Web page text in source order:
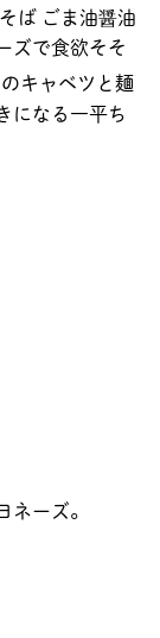
ば ごま油醤油
ズで食欲そそ
のキャベツと麺
になる一平ち
ネーズ。